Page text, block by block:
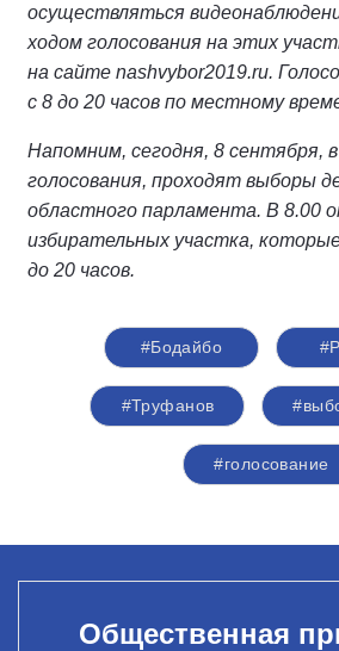
осуществляться
ходом голосования на этих
на сайте nashvybor2019.ru.
с 8 до 20 часов по местному
Напомним, сегодня, 8 сентября,
голосования, проходят выборы
областного парламента. В 8.00
избирательных участка,
до 20 часов.
#Бодайбо
#Труфанов
#голосование
Общественная